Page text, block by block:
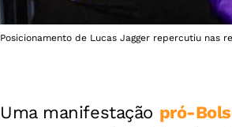
Posicionamento de Lucas Jagger repercutiu nas
Uma manifestação pró-